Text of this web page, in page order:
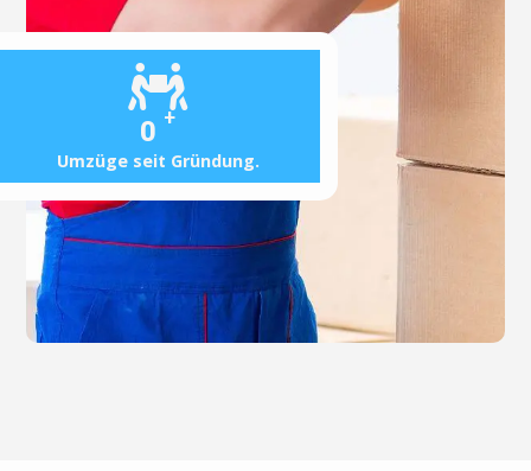
0 +
Umzüge seit Gründung.